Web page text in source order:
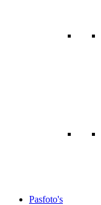
Pasfoto's